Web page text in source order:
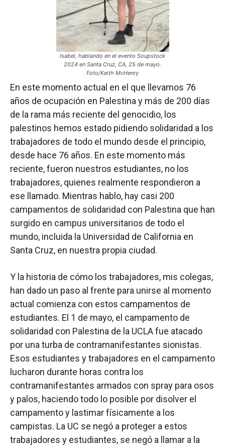
Isabel, hablando en el evento Soupstock
2024 en Santa Cruz, CA, 25 de mayo.
Foto/Keith McHenry
En este momento actual en el que llevamos 76
años de ocupación en Palestina y más de 200 días
de la rama más reciente del genocidio, los
palestinos hemos estado pidiendo solidaridad a los
trabajadores de todo el mundo desde el principio,
desde hace 76 años. En este momento más
reciente, fueron nuestros estudiantes, no los
trabajadores, quienes realmente respondieron a
ese llamado. Mientras hablo, hay casi 200
campamentos de solidaridad con Palestina que han
surgido en campus universitarios de todo el
mundo, incluida la Universidad de California en
Santa Cruz, en nuestra propia ciudad.
Y la historia de cómo los trabajadores, mis colegas,
han dado un paso al frente para unirse al momento
actual comienza con estos campamentos de
estudiantes. El 1 de mayo, el campamento de
solidaridad con Palestina de la UCLA fue atacado
por una turba de contramanifestantes sionistas.
Esos estudiantes y trabajadores en el campamento
lucharon durante horas contra los
contramanifestantes armados con spray para osos
y palos, haciendo todo lo posible por disolver el
campamento y lastimar físicamente a los
campistas. La UC se negó a proteger a estos
trabajadores y estudiantes, se negó a llamar a la